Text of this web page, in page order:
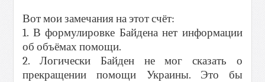
Вот мои замечания на этот счёт:
1. В формулировке Байдена нет информации
об объёмах помощи.
2. Логически Байден не мог сказать о
прекращении помощи Украины. Это бы